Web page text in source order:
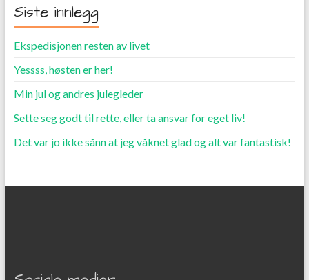
Siste innlegg
Ekspedisjonen resten av livet
Yessss, høsten er her!
Min jul og andres julegleder
Sette seg godt til rette, eller ta ansvar for eget liv!
Det var jo ikke sånn at jeg våknet glad og alt var fantastisk!